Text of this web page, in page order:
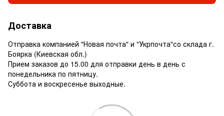
Доставка
Отправка компанией "Новая почта" и "Укрпочта"со склада г.
Боярка (Киевская обл.)
Прием заказов до 15.00 для отправки день в день с
понедельника по пятницу.
Суббота и воскресенье выходные.